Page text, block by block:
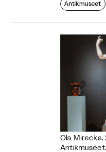
Antikmuseet
Ola
Antikmuseet.